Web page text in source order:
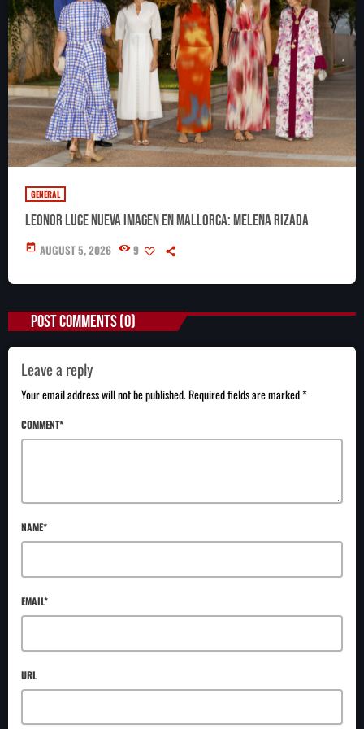
GENERAL
Leonor luce nueva imagen en Mallorca: melena rizada
today AUGUST 5, 2026 9
POST COMMENTS (0)
Leave a reply
Your email address will not be published. Required fields are marked *
COMMENT*
NAME*
EMAIL*
URL